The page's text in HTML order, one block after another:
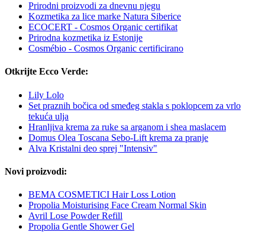
Prirodni proizvodi za dnevnu njegu
Kozmetika za lice marke Natura Siberice
ECOCERT - Cosmos Organic certifikat
Prirodna kozmetika iz Estonije
Cosmébio - Cosmos Organic certificirano
Otkrijte Ecco Verde:
Lily Lolo
Set praznih bočica od smeđeg stakla s poklopcem za vrlo
tekuća ulja
Hranljiva krema za ruke sa arganom i shea maslacem
Domus Olea Toscana Sebo-Lift krema za pranje
Alva Kristalni deo sprej "Intensiv"
Novi proizvodi:
BEMA COSMETICI Hair Loss Lotion
Propolia Moisturising Face Cream Normal Skin
Avril Lose Powder Refill
Propolia Gentle Shower Gel